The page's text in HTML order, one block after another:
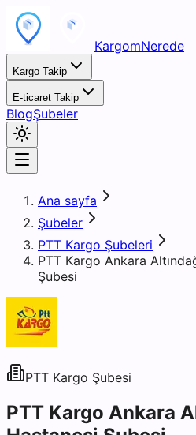
KargomNerede
Kargo Takip
E-ticaret Takip
BlogŞubeler
Ana sayfa
Şubeler
PTT Kargo Şubeleri
PTT Kargo Ankara
Şubesi
PTT Kargo Şubesi
PTT Kargo Ankara